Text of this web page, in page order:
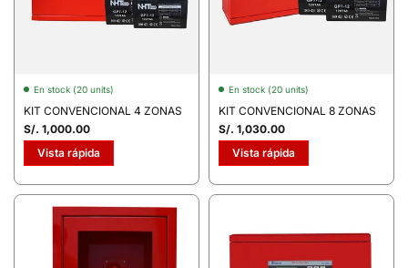
En stock (20 units)
KIT CONVENCIONAL 4 ZONAS
S/. 1,000.00
Vista rápida
En stock (20 units)
KIT CONVENCIONAL 8 ZONAS
S/. 1,030.00
Vista rápida